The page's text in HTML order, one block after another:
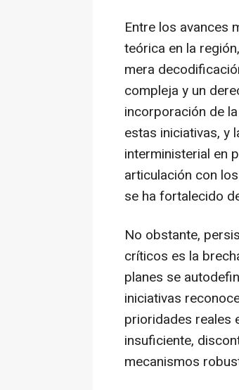
Entre los avances
teórica en la
mera
compleja y un
incorporación de
estas iniciativas, y
interministerial en
articulación con
se ha fortalecido
No obstante,
críticos es la
planes se
iniciativas
prioridades reales
insuficiente,
mecanismos